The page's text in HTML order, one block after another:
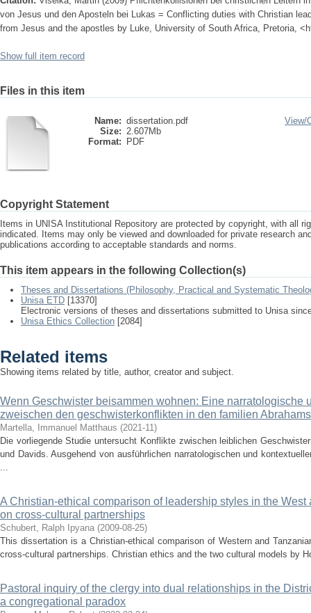
von Jesus und den Aposteln bei Lukas = Conflicting duties with Christian
from Jesus and the apostles by Luke, University of South Africa, Pretoria,
Show full item record
Files in this item
Name: dissertation.pdf
Size: 2.607Mb
Format:
PDF
View/
Copyright Statement
Items in UNISA Institutional Repository are protected by copyright, with all
indicated. Items may only be viewed and downloaded for private research
publications according to acceptable standards and norms.
This item appears in the following Collection(s)
Theses and Dissertations (Philosophy, Practical and Systematic
Unisa ETD [13370]
Electronic versions of theses and dissertations submitted to Unisa
Unisa Ethics Collection [2084]
Related items
Showing items related by title, author, creator and subject.
Wenn Geschwister beisammen wohnen: Eine narratologische
zweischen den geschwisterkonflikten in den familien
Martella, Immanuel Matthaus (2021-11)
Die vorliegende Studie untersucht Konflikte zwischen leiblichen
und Davids. Ausgehend von ausführlichen narratologischen und
...
A Christian-ethical comparison of leadership styles in the
on cross-cultural partnerships
Schubert, Ralph Ipyana (2009-08-25)
This dissertation is a Christian-ethical comparison of Western and
cross-cultural partnerships. Christian ethics and the two cultural models by
Pastoral inquiry of the clergy into dual relationships in the
a congregational paradox